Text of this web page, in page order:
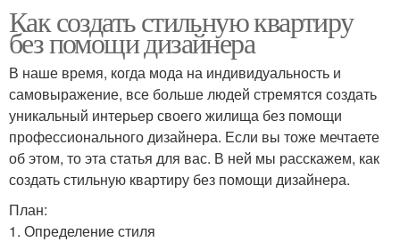
Как создать стильную квартиру
без помощи дизайнера
В наше время, когда мода на индивидуальность и
самовыражение, все больше людей стремятся создать
уникальный интерьер своего жилища без помощи
профессионального дизайнера. Если вы тоже мечтаете
об этом, то эта статья для вас. В ней мы расскажем, как
создать стильную квартиру без помощи дизайнера.
План:
1. Определение стиля